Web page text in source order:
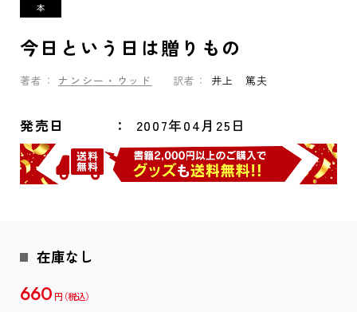
今日という日は贈りもの
著者： ナンシー・ウッド 訳者： 井上 篤夫
発売日 2007年04月25日
在庫なし
660 円